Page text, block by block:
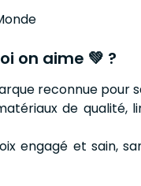
on aime 💚 ?
reconnue pour
de qualité,
engagé et sain,